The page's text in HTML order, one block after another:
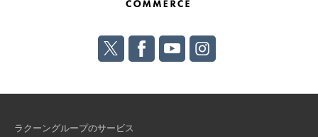
ラクーングループのサービス